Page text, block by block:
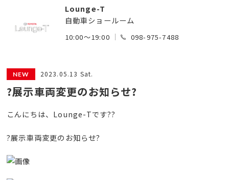
Lounge-T
自動車ショールーム
10:00～19:00 098-975-7488
2023.05.13 Sat.
?展示車両変更のお知らせ?
こんにちは、Lounge-Tです??
?展示車両変更のお知らせ?